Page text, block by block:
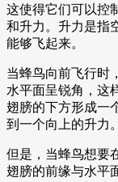
这使得它们可以控
和升力。升力是指
能够飞起来。
当蜂鸟向前飞行时
水平面呈锐角，这
翅膀的下方形成一
到一个向上的升力
但是，当蜂鸟想要
翅膀的前缘与水平